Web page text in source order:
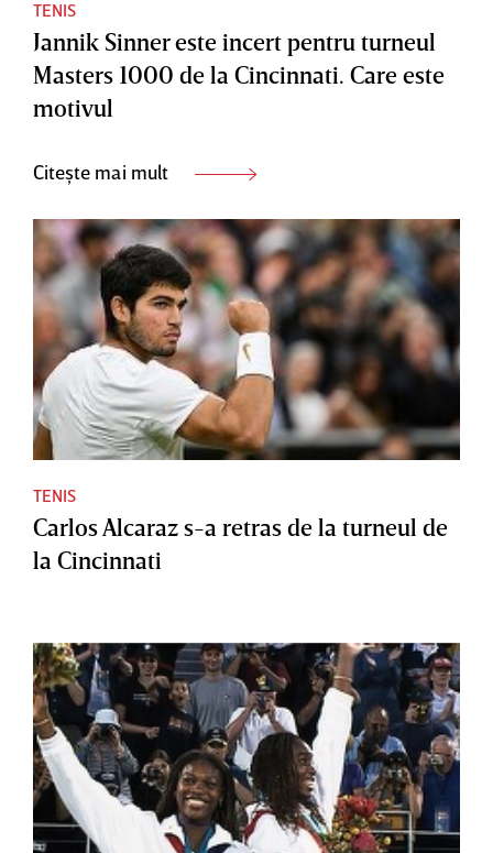
TENIS
Jannik Sinner este incert pentru turneul
Masters 1000 de la Cincinnati. Care este
motivul
Citește mai mult
TENIS
Carlos Alcaraz s-a retras de la turneul de
la Cincinnati